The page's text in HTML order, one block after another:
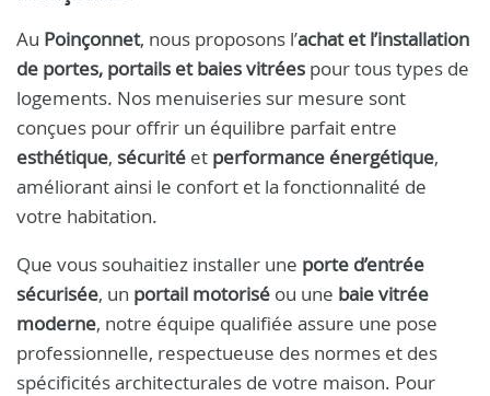
Au Poinçonnet, nous proposons l’achat et l’installation
de portes, portails et baies vitrées pour tous types de
logements. Nos menuiseries sur mesure sont
conçues pour offrir un équilibre parfait entre
esthétique, sécurité et performance énergétique,
améliorant ainsi le confort et la fonctionnalité de
votre habitation.
Que vous souhaitiez installer une porte d’entrée
sécurisée, un portail motorisé ou une baie vitrée
moderne, notre équipe qualifiée assure une pose
professionnelle, respectueuse des normes et des
spécificités architecturales de votre maison. Pour